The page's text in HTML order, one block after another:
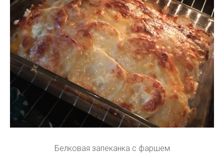
Белковая запеканка с фаршем